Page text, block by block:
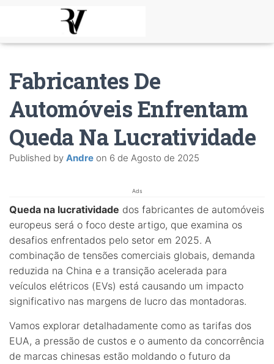
Fabricantes De
Automóveis Enfrentam
Queda Na Lucratividade
Published by Andre on 6 de Agosto de 2025
Ads
Queda na lucratividade dos fabricantes de automóveis
europeus será o foco deste artigo, que examina os
desafios enfrentados pelo setor em 2025. A
combinação de tensões comerciais globais, demanda
reduzida na China e a transição acelerada para
veículos elétricos (EVs) está causando um impacto
significativo nas margens de lucro das montadoras.
Vamos explorar detalhadamente como as tarifas dos
EUA, a pressão de custos e o aumento da concorrência
de marcas chinesas estão moldando o futuro da